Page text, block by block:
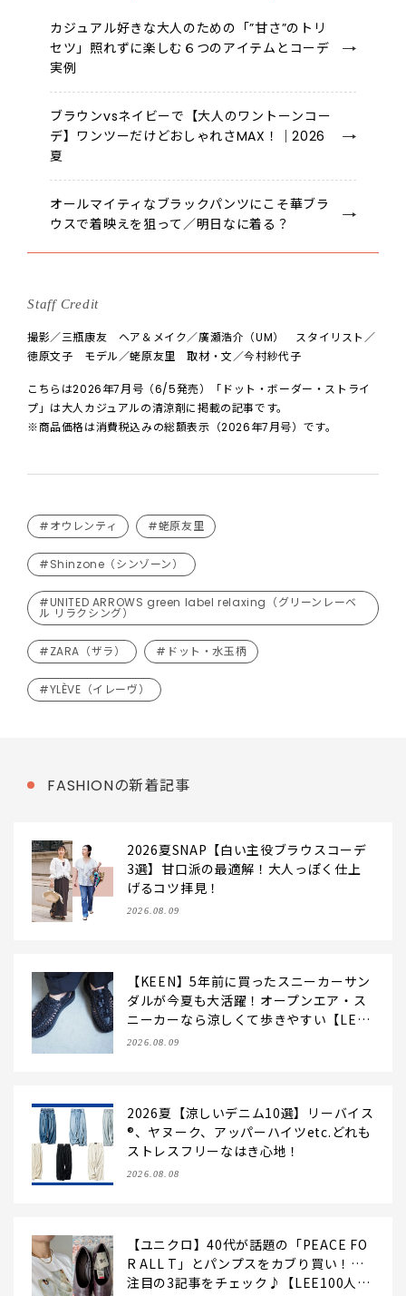
カジュアル好きな大人のための「”甘さ”のトリ
セツ」照れずに楽しむ６つのアイテムとコーデ
実例
ブラウンvsネイビーで【大人のワントーンコー
デ】ワンツーだけどおしゃれさMAX！｜2026
夏
オールマイティなブラックパンツにこそ華ブラ
ウスで着映えを狙って／明日なに着る？
Staff Credit
撮影／三瓶康友 ヘア＆メイク／廣瀬浩介（UM） スタイリスト／
徳原文子 モデル／蛯原友里 取材・文／今村紗代子
こちらは2026年7月号（6/5発売）「ドット・ボーダー・ストライ
プ」は大人カジュアルの清涼剤に掲載の記事です。
※商品価格は消費税込みの総額表示（2026年7月号）です。
#オウレンティ #蛯原友里
#Shinzone（シンゾーン）
#UNITED ARROWS green label relaxing（グリーンレーベ
ル リラクシング）
#ZARA（ザラ） #ドット・水玉柄
#YLÈVE（イレーヴ）
FASHIONの新着記事
2026夏SNAP【白い主役ブラウスコーデ
3選】甘口派の最適解！大人っぽく仕上
げるコツ拝見！
2026.08.09
【KEEN】5年前に買ったスニーカーサン
ダルが今夏も大活躍！オープンエア・ス
ニーカーなら涼しくて歩きやすい【LEE
編集部の「お気に入り、語らせて！」#7
2026.08.09
2026夏【涼しいデニム10選】リーバイス
®、ヤヌーク、アッパーハイツetc.どれも
ストレスフリーなはき心地！
2026.08.08
【ユニクロ】40代が話題の「PEACE FO
R ALL T」とパンプスをカブり買い！…
注目の3記事をチェック♪【LEE100人